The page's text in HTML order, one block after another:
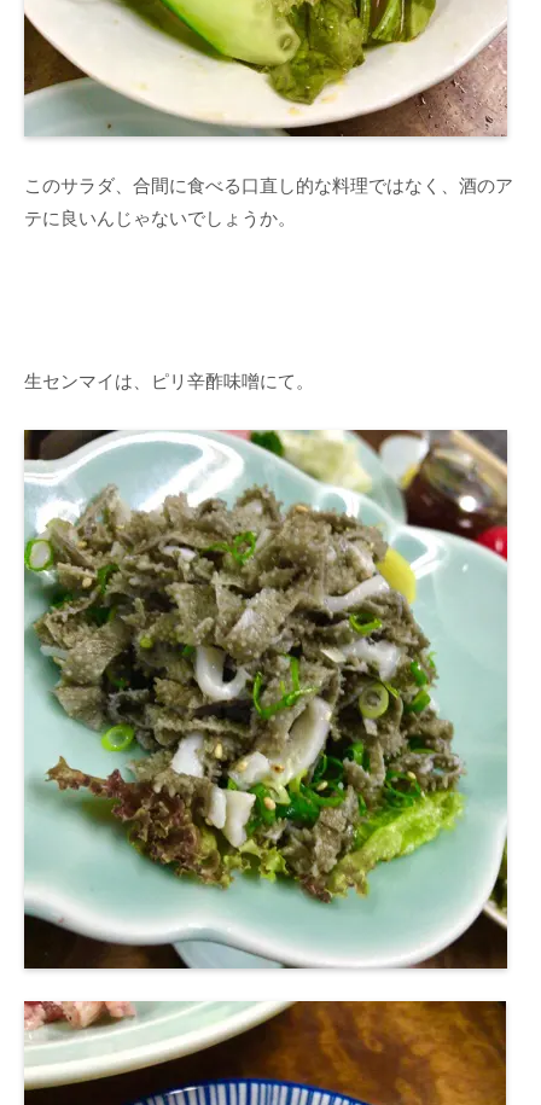
このサラダ、合間に食べる口直し的な料理ではなく、酒のア
テに良いんじゃないでしょうか。
生センマイは、ピリ辛酢味噌にて。